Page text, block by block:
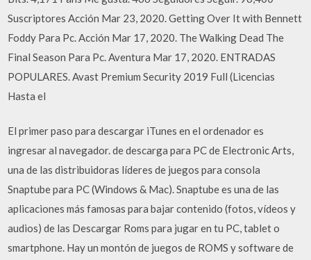
Suscriptores Acción Mar 23, 2020. Getting Over It with Bennett
Foddy Para Pc. Acción Mar 17, 2020. The Walking Dead The
Final Season Para Pc. Aventura Mar 17, 2020. ENTRADAS
POPULARES. Avast Premium Security 2019 Full (Licencias
Hasta el
El primer paso para descargar iTunes en el ordenador es
ingresar al navegador. de descarga para PC de Electronic Arts,
una de las distribuidoras líderes de juegos para consola
Snaptube para PC (Windows & Mac). Snaptube es una de las
aplicaciones más famosas para bajar contenido (fotos, vídeos y
audios) de las Descargar Roms para jugar en tu PC, tablet o
smartphone. Hay un montón de juegos de ROMS y software de